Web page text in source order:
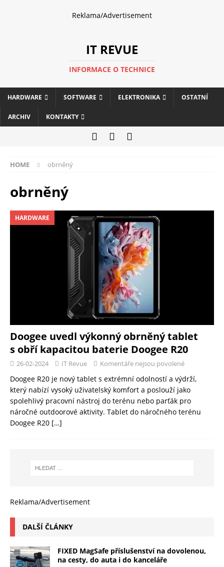
Reklama/Advertisement
IT REVUE
INFORMACE O TECHNICE
HARDWARE SOFTWARE ELEKTRONIKA OSTATNÍ
ARCHIV KONTAKTY
HOME obrněný
obrněný
HARDWARE
Doogee uvedl výkonný obrněný tablet
s obří kapacitou baterie Doogee R20
26-02-2024 IT Revue Komentáře nejsou povolené
Doogee R20 je nový tablet s extrémní odolností a výdrží,
který nabízí vysoký uživatelský komfort a poslouží jako
spolehlivý pracovní nástroj do terénu nebo parťák pro
náročné outdoorové aktivity. Tablet do náročného terénu
Doogee R20 […]
Reklama/Advertisement
DALŠÍ ČLÁNKY
FIXED MagSafe příslušenství na dovolenou,
na cesty, do auta i do kanceláře